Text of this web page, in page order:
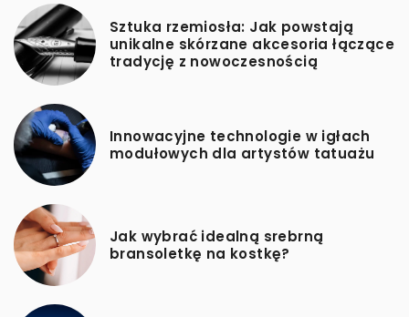
Sztuka rzemiosła: Jak powstają
unikalne skórzane akcesoria łączące
tradycję z nowoczesnością
Innowacyjne technologie w igłach
modułowych dla artystów tatuażu
Jak wybrać idealną srebrną
bransoletkę na kostkę?